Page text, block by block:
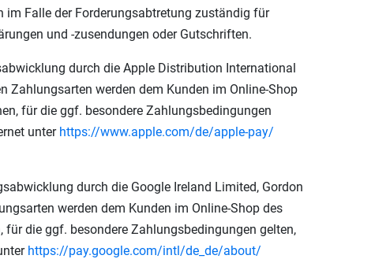
Falle der Forderungsabtretung zuständig für
und -zusendungen oder Gutschriften.
durch die Apple Distribution International
Zahlungsarten werden dem Kunden im Online-Shop
für die ggf. besondere Zahlungsbedingungen
unter https://www.apple.com/de/apple-pay/
durch die Google Ireland Limited, Gordon
werden dem Kunden im Online-Shop des
die ggf. besondere Zahlungsbedingungen gelten,
https://pay.google.com/intl/de_de/about/